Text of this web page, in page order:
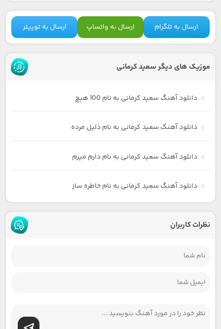
ارسال به تلگرام ارسال به واتساپ ارسال به توییتر
موزیک های دیگر سعید کرمانی
دانلود آهنگ سعید کرمانی به نام 100 هیچ
دانلود آهنگ سعید کرمانی به نام ذلیل مرده
دانلود آهنگ سعید کرمانی به نام دارم میرم
دانلود آهنگ سعید کرمانی به نام خاطره ساز
نظرات کاربران